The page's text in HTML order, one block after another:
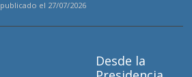
publicado el 27/07/2026
Desde la